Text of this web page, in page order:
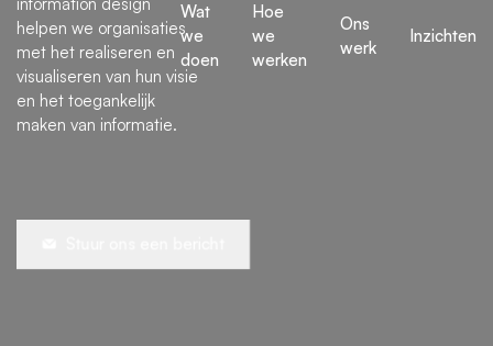
Wat
we
doen
Hoe
we
werken
Ons
werk
Inzichten
helpen we organisaties
met het realiseren en
visualiseren van hun visie
en het toegankelijk
maken van informatie.